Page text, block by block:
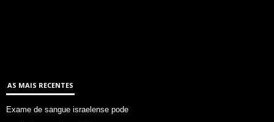
AS MAIS RECENTES
Exame de sangue israelense pode